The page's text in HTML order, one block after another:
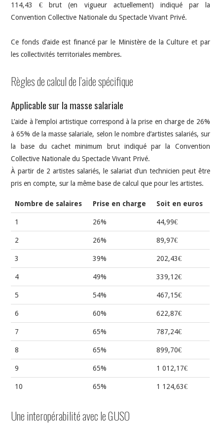
114,43 € brut (en vigueur actuellement) indiqué par la
Convention Collective Nationale du Spectacle Vivant Privé.
Ce fonds d’aide est financé par le Ministère de la Culture et par
les collectivités territoriales membres.
Règles de calculde l’aide spécifique
Applicable sur la masse salariale
L’aide à l’emploi artistique correspond à la prise en charge de 26%
à 65% de la masse salariale, selon le nombre d’artistes salariés, sur
la base du cachet minimum brut indiqué par la Convention
Collective Nationale du Spectacle Vivant Privé.
À partir de 2 artistes salariés, le salariat d’un technicien peut être
pris en compte, sur la même base de calcul que pour les artistes.
Nombre de salaires Prise en charge Soit en euros
1 26% 44,99€
2 26% 89,97€
3 39% 202,43€
4 49% 339,12€
5 54% 467,15€
6 60% 622,87€
7 65% 787,24€
8 65% 899,70€
9 65% 1 012,17€
10 65% 1 124,63€
Une interopérabilité avec leGUSO